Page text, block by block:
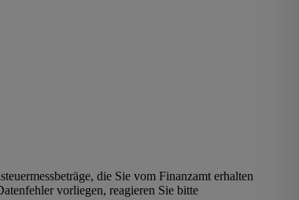
die Sie vom Finanzamt erhalten
vorliegen, reagieren Sie bitte